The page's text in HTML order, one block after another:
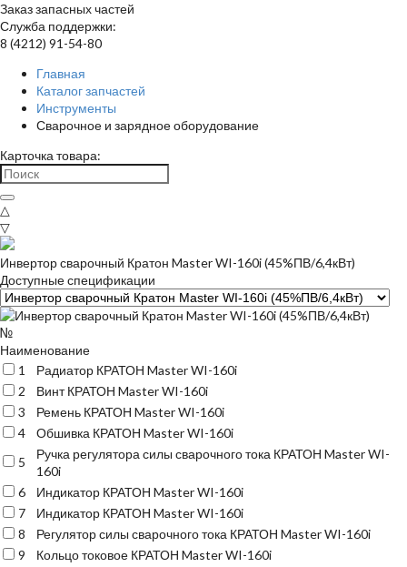
Заказ запасных частей
Служба поддержки:
8 (4212) 91-54-80
Главная
Каталог запчастей
Инструменты
Сварочное и зарядное оборудование
Карточка товара:
△
▽
Инвертор сварочный Кратон Master WI-160i (45%ПВ/6,4кВт)
Доступные спецификации
№
Наименование
1
Радиатор КРАТОН Master WI-160i
2
Винт КРАТОН Master WI-160i
3
Ремень КРАТОН Master WI-160i
4
Обшивка КРАТОН Master WI-160i
5
Ручка регулятора силы сварочного тока КРАТОН Master WI-
160i
6
Индикатор КРАТОН Master WI-160i
7
Индикатор КРАТОН Master WI-160i
8
Регулятор силы сварочного тока КРАТОН Master WI-160i
9
Кольцо токовое КРАТОН Master WI-160i